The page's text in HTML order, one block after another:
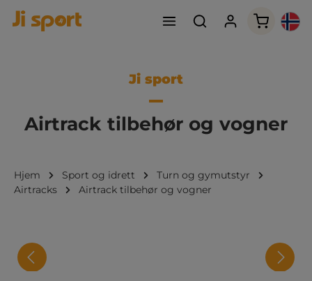
Ji sport
Airtrack tilbehør og vogner
Hjem Sport og idrett
Turn og gymutstyr
Airtracks
Airtrack tilbehør og vogner